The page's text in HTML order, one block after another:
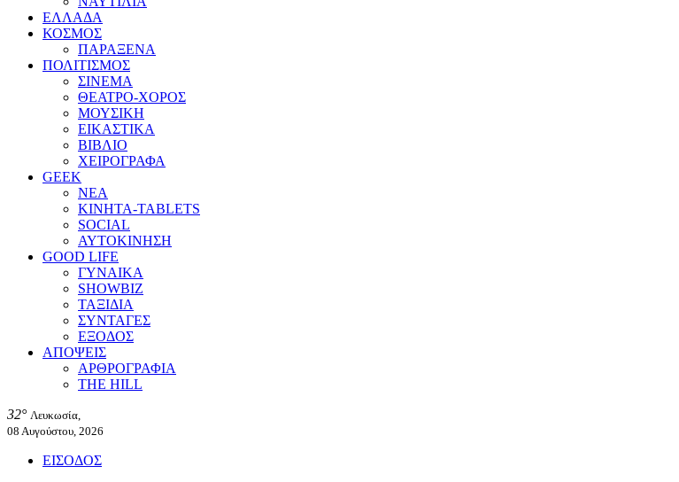
ΕΛΛΑΔΑ
ΚΟΣΜΟΣ
ΠΑΡΑΞΕΝΑ
ΠΟΛΙΤΙΣΜΟΣ
ΣΙΝΕΜΑ
ΘΕΑΤΡΟ-ΧΟΡΟΣ
ΜΟΥΣΙΚΗ
ΕΙΚΑΣΤΙΚΑ
ΒΙΒΛΙΟ
ΧΕΙΡΟΓΡΑΦΑ
GEEK
ΝΕΑ
ΚΙΝΗΤΑ-TABLETS
SOCIAL
ΑΥΤΟΚΙΝΗΣΗ
GOOD LIFE
ΓΥΝΑΙΚΑ
SHOWBIZ
ΤΑΞΙΔΙΑ
ΣΥΝΤΑΓΕΣ
ΕΞΟΔΟΣ
ΑΠΟΨΕΙΣ
ΑΡΘΡΟΓΡΑΦΙΑ
THE HILL
32° Λευκωσία,
08 Αυγούστου, 2026
ΕΙΣΟΔΟΣ